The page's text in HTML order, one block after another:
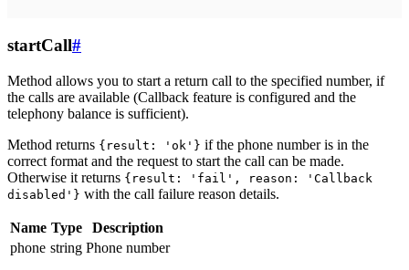
startCall#
Method allows you to start a return call to the specified number, if
the calls are available (Callback feature is configured and the
telephony balance is sufficient).
Method returns {result: 'ok'} if the phone number is in the
correct format and the request to start the call can be made.
Otherwise it returns {result: 'fail', reason: 'Callback
disabled'} with the call failure reason details.
Name Type
Description
phone string Phone number